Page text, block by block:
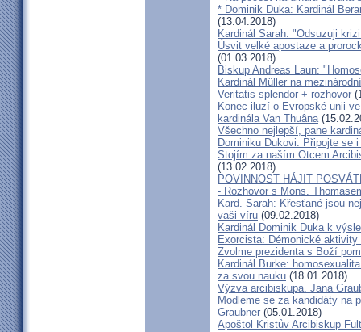
* Dominik Duka: Kardinál
(13.04.2018)
Kardinál Sarah: "Odsuzuji
Úsvit velké apostaze a
(01.03.2018)
Biskup Andreas Laun:
Kardinál Müller na
Veritatis splendor + rozhovor
Konec iluzí o Evropské unii
kardinála Van Thuâna
Všechno nejlepší, pane
Dominiku Dukovi. Připojte se
Stojím za naším Otcem
(13.02.2018)
POVINNOST HÁJIT
- Rozhovor s Mons.
Kard. Sarah: Křesťané jsou
vaši víru (09.02.2018)
Kardinál Dominik Duka k
Exorcista: Démonické
Zvolme prezidenta s Boží
Kardinál Burke:
za svou nauku (18.01.2018)
Výzva arcibiskupa. Jana
Modleme se za kandidáty na
Graubner (05.01.2018)
Apoštol Kristův Arcibiskup